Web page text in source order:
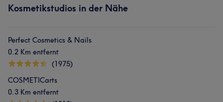
Kosmetikstudios in der Nähe
Perfect Cosmetics & Nails
0.2 Km entfernt
(1975)
COSMETICarts
0.3 Km entfernt